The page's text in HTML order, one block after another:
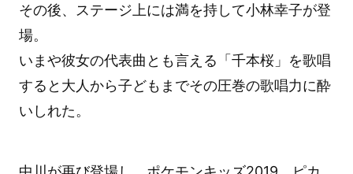
その後、ステージ上には満を持して小林幸子が登
場。
いまや彼女の代表曲とも言える「千本桜」を歌唱
すると大人から子どもまでその圧巻の歌唱力に酔
いしれた。